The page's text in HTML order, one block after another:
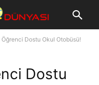
Öğrenci Dostu Okul Otobüsü!
Dostu